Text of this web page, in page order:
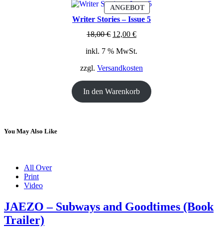
ANGEBOTPRODUKT
IM
ANGEBOT
Writer Stories – Issue 5
18,00€ Ursprünglicher
war:
12,00 €Aktueller
ist:
inkl. 7 % MwSt.
zzgl. Versandkosten
In den Warenkorb
You May Also Like
All Over
Print
Video
JAEZO – Subways and Goodtimes (Book
Trailer)